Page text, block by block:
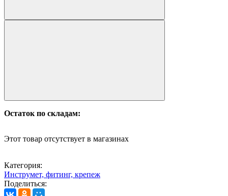
Остаток по складам:
Этот товар отсутствует в магазинах
Категория:
Инструмет, фитинг, крепеж
Поделиться: